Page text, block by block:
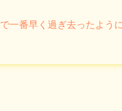
一番早く過ぎ去ったよう